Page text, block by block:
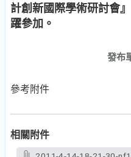
計創新國際學術研討會
躍參加。
發布
參考附件
相關附件